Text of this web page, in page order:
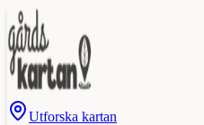
Utforska kartan